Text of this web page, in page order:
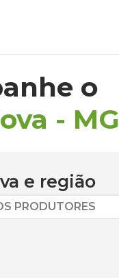
o
- MG
e região
PRODUTORES